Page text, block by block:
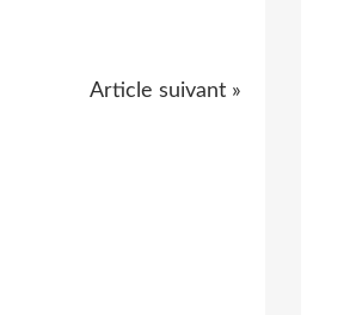
Article suivant »